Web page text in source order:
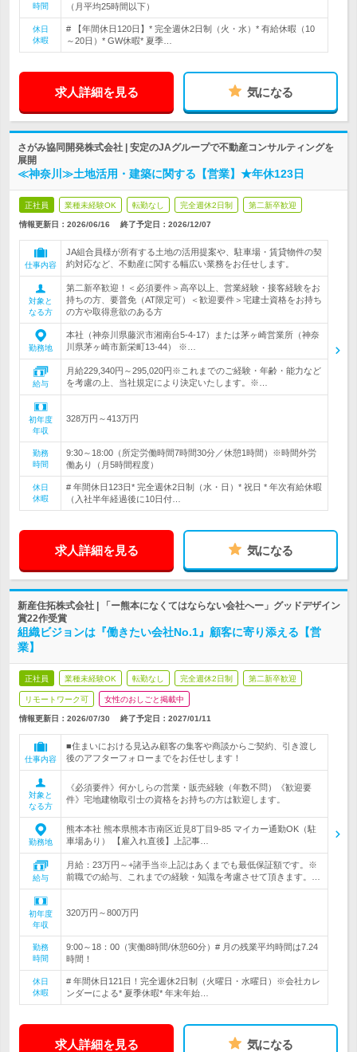
時間
（月平均25時間以下）
休日
休暇
# 【年間休日120日】* 完全週休2日制（火・水）* 有給休暇（10
～20日）* GW休暇* 夏季…
求人詳細を見る 気になる
さがみ協同開発株式会社 | 安定のJAグループで不動産コンサルティングを
展開
≪神奈川≫土地活用・建築に関する【営業】★年休123日
正社員 業種未経験OK 転勤なし 完全週休2日制 第二新卒歓迎
情報更新日：2026/06/16 終了予定日： 2026/12/07
仕事内容
JA組合員様が所有する土地の活用提案や、駐車場・賃貸物件の契
約対応など、不動産に関する幅広い業務をお任せします。
対象と
なる方
第二新卒歓迎！＜必須要件＞高卒以上、営業経験・接客経験をお
持ちの方、要普免（AT限定可）＜歓迎要件＞宅建士資格をお持ち
の方や取得意欲のある方
勤務地
本社（神奈川県藤沢市湘南台5-4-17）または茅ヶ崎営業所（神奈
川県茅ヶ崎市新栄町13-44） ※…
給与
月給229,340円～295,020円※これまでのご経験・年齢・能力など
を考慮の上、当社規定により決定いたします。※…
初年度
年収
328万円～413万円
勤務
時間
9:30～18:00（所定労働時間7時間30分／休憩1時間）※時間外労
働あり（月5時間程度）
休日
休暇
# 年間休日123日* 完全週休2日制（水・日）* 祝日 * 年次有給休暇
（入社半年経過後に10日付…
求人詳細を見る 気になる
新産住拓株式会社 | 「ー熊本になくてはならない会社へー」グッドデザイン
賞22作受賞
組織ビジョンは『働きたい会社No.1』顧客に寄り添える【営
業】
正社員 業種未経験OK 転勤なし 完全週休2日制 第二新卒歓迎
リモートワーク可 女性のおしごと掲載中
情報更新日：2026/07/30 終了予定日： 2027/01/11
仕事内容
■住まいにおける見込み顧客の集客や商談からご契約、引き渡し
後のアフターフォローまでをお任せします！
対象と
なる方
《必須要件》何かしらの営業・販売経験（年数不問）《歓迎要
件》宅地建物取引士の資格をお持ちの方は歓迎します。
勤務地
熊本本社 熊本県熊本市南区近見8丁目9-85 マイカー通勤OK（駐
車場あり） 【雇入れ直後】上記事…
給与
月給：23万円～+諸手当※上記はあくまでも最低保証額です。※
前職での給与、これまでの経験・知識を考慮させて頂きます。…
初年度
年収
320万円～800万円
勤務
時間
9:00～18：00（実働8時間/休憩60分）# 月の残業平均時間は7.24
時間！
休日
休暇
# 年間休日121日！完全週休2日制（火曜日・水曜日）※会社カレ
ンダーによる* 夏季休暇* 年末年始…
求人詳細を見る 気になる